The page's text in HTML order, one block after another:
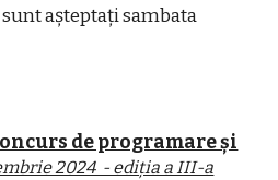
așteptați sambata
de programare și
2024 - ediția a III-a